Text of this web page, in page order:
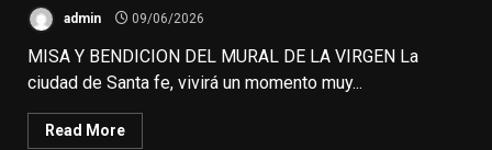
admin 09/06/2026
MISA Y BENDICION DEL MURAL DE LA VIRGEN La
ciudad de Santa fe, vivirá un momento muy...
Read More